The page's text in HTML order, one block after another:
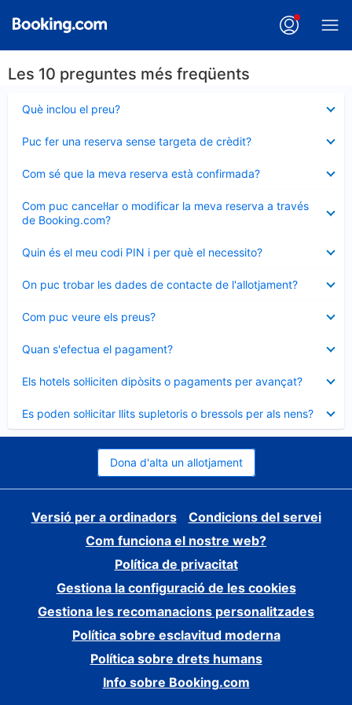
Les 10 preguntes més freqüents
Què inclou el preu?
tancat
Puc fer una reserva sense targeta de crèdit?
tancat
Com sé que la meva reserva està confirmada?
tancat
Com puc cancel·lar o modificar la meva reserva a través
de Booking.com?
tancat
Quin és el meu codi PIN i per què el necessito?
tancat
On puc trobar les dades de contacte de l'allotjament?
tancat
Com puc veure els preus?
tancat
Quan s'efectua el pagament?
tancat
Els hotels sol·liciten dipòsits o pagaments per avançat?
tancat
Es poden sol·licitar llits supletoris o bressols per als nens?
tancat
Dona d'alta un allotjament
Versió per a ordinadors
Condicions del servei
Com funciona el nostre web?
Política de privacitat
Gestiona la configuració de les cookies
Gestiona les recomanacions personalitzades
Política sobre esclavitud moderna
Política sobre drets humans
Info sobre Booking.com